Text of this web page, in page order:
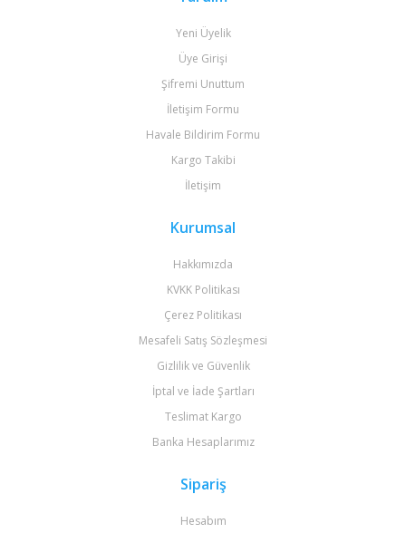
Yeni Üyelik
Üye Girişi
Şifremi Unuttum
İletişim Formu
Havale Bildirim Formu
Kargo Takibi
İletişim
Kurumsal
Hakkımızda
KVKK Politikası
Çerez Politikası
Mesafeli Satış Sözleşmesi
Gizlilik ve Güvenlik
İptal ve İade Şartları
Teslimat Kargo
Banka Hesaplarımız
Sipariş
Hesabım